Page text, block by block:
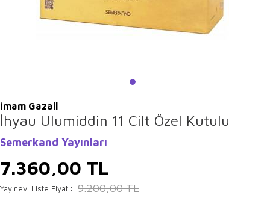
İmam Gazali
İhyau Ulumiddin 11 Cilt Özel Kutulu
Semerkand Yayınları
7.360,00 TL
Yayınevi Liste Fiyatı: 9.200,00TL